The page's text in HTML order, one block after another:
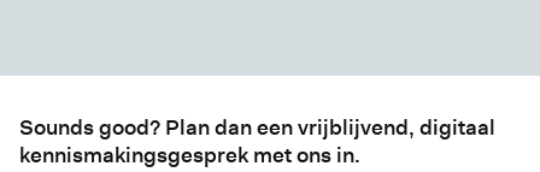
Sounds good? Plan dan een vrijblijvend, digitaal
kennismakingsgesprek met ons in.